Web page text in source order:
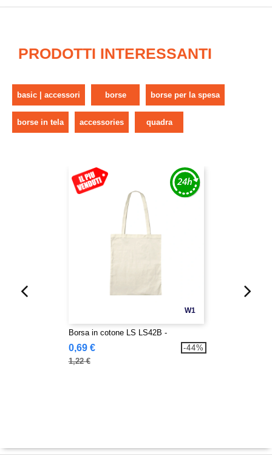
PRODOTTI INTERESSANTI
basic | accessori borse borse per la spesa
borse in tela accessories quadra
W1
Borsa in cotone LS LS42B -
0,69 €
1,22 €
-44%